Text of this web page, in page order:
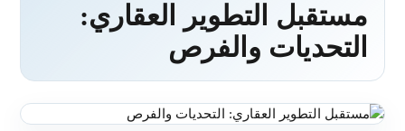
مستقبل التطوير العقاري:
التحديات والفرص